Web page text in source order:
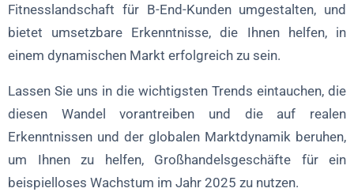
Fitnesslandschaft für B-End-Kunden umgestalten, und
bietet umsetzbare Erkenntnisse, die Ihnen helfen, in
einem dynamischen Markt erfolgreich zu sein.
Lassen Sie uns in die wichtigsten Trends eintauchen, die
diesen Wandel vorantreiben und die auf realen
Erkenntnissen und der globalen Marktdynamik beruhen,
um Ihnen zu helfen, Großhandelsgeschäfte für ein
beispielloses Wachstum im Jahr 2025 zu nutzen.